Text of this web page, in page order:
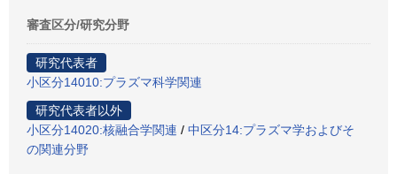
審査区分/研究分野
研究代表者
小区分14010:プラズマ科学関連
研究代表者以外
小区分14020:核融合学関連 / 中区分14:プラズマ学およびそ
の関連分野